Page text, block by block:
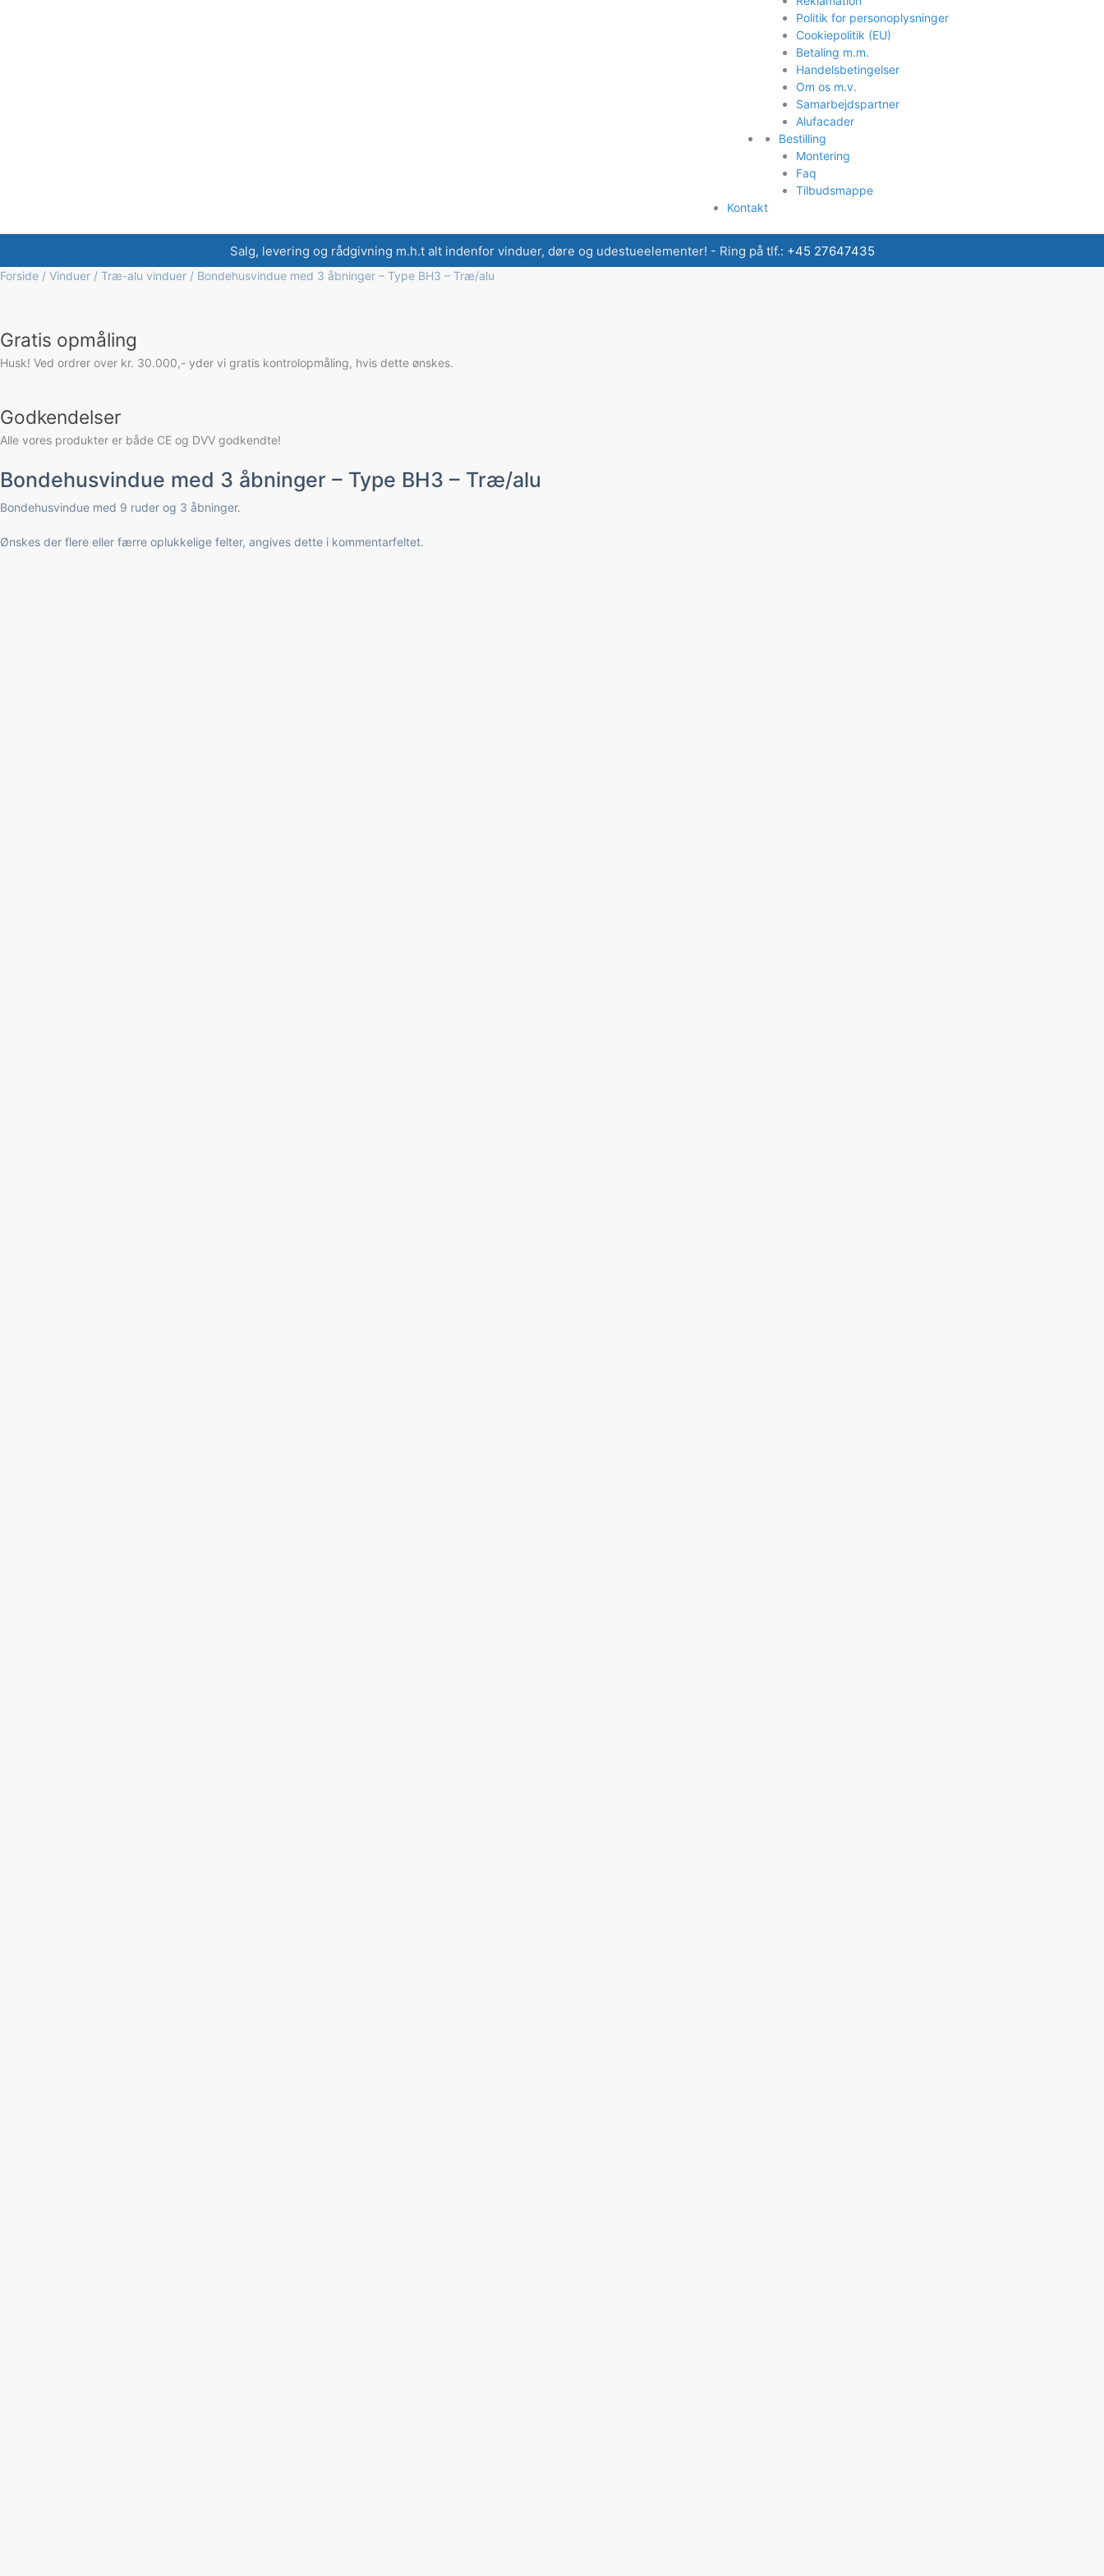
Politik for personoplysninger
Cookiepolitik (EU)
Betaling m.m.
Handelsbetingelser
Om os m.v.
Samarbejdspartner
Alufacader
Bestilling
Montering
Faq
Tilbudsmappe
Kontakt
Salg, levering og rådgivning m.h.t alt indenfor vinduer, døre og udestueelementer! - Ring på tlf.: +45 27647435
Forside / Vinduer / Træ-alu vinduer / Bondehusvindue med 3 åbninger – Type BH3 – Træ/alu
Gratis opmåling
Husk! Ved ordrer over kr. 30.000,- yder vi gratis kontrolopmåling, hvis dette ønskes.
Godkendelser
Alle vores produkter er både CE og DVV godkendte!
Bondehusvindue med 3 åbninger – Type BH3 – Træ/alu
Bondehusvindue med 9 ruder og 3 åbninger.
Ønskes der flere eller færre oplukkelige felter, angives dette i kommentarfeltet.